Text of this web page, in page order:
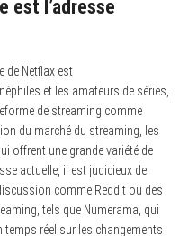
est l’adresse
de Netflax est
et les amateurs de séries,
de streaming comme
du marché du streaming, les
offrent une grande variété de
actuelle, il est judicieux de
comme Reddit ou des
tels que Numerama, qui
réel sur les changements